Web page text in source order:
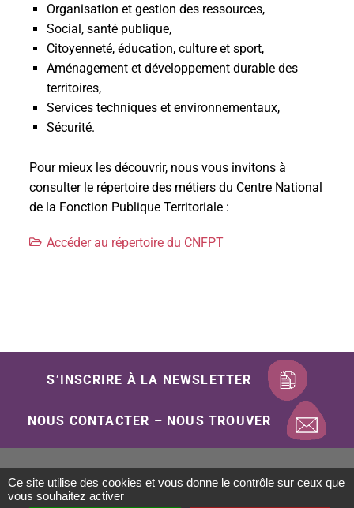
Organisation et gestion des ressources,
Social, santé publique,
Citoyenneté, éducation, culture et sport,
Aménagement et développement durable des
territoires,
Services techniques et environnementaux,
Sécurité.
Pour mieux les découvrir, nous vous invitons à
consulter le répertoire des métiers du Centre National
de la Fonction Publique Territoriale :
Accéder au répertoire du CNFPT
S’INSCRIRE À LA NEWSLETTER
NOUS CONTACTER – NOUS TROUVER
Mentions Légales
Politique de confidentialité
Gestion des cookies
Ce site utilise des cookies et vous donne le contrôle sur ceux que
vous souhaitez activer